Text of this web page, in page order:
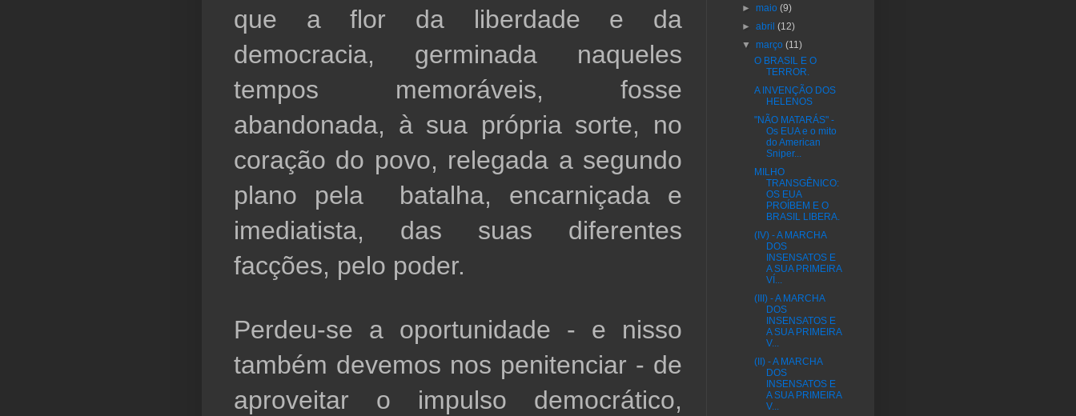
que a flor da liberdade e da
democracia, germinada naqueles
tempos memoráveis, fosse
abandonada, à sua própria sorte, no
coração do povo, relegada a segundo
plano pela  batalha, encarniçada e
imediatista, das suas diferentes
facções, pelo poder.
Perdeu-se a oportunidade - e nisso
também devemos nos penitenciar - de
aproveitar o impulso democrático,
►maio(9)
►abril(12)
▼março(11)
O BRASIL E O
TERROR.
A INVENÇÃO DOS
HELENOS
"NÃO MATARÁS" -
Os EUA e o mito
do American
Sniper...
MILHO
TRANSGÊNICO:
OS EUA
PROÍBEM E O
BRASIL LIBERA.
(IV) - A MARCHA
DOS
INSENSATOS E
A SUA PRIMEIRA
VÍ...
(III) - A MARCHA
DOS
INSENSATOS E
A SUA PRIMEIRA
V...
(II) - A MARCHA
DOS
INSENSATOS E
A SUA PRIMEIRA
V...